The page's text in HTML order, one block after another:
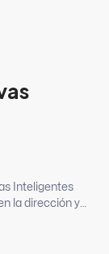
Inteligentes
la dirección y